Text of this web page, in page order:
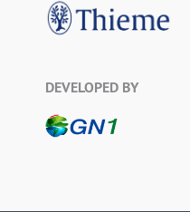
DEVELOPED BY